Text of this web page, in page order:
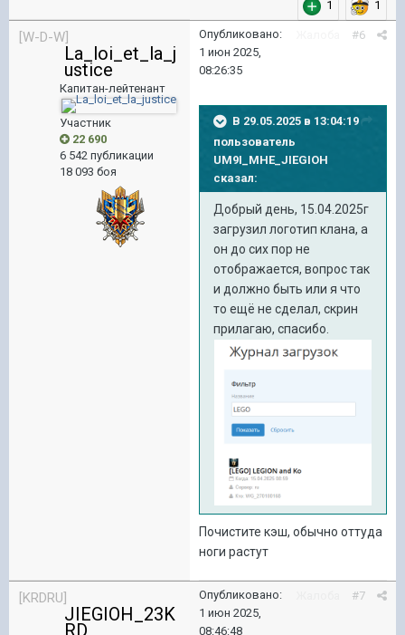
1 1
[W-D-W]
La_loi_et_la_j
ustice
Капитан-лейтенант
Участник
22 690
6 542 публикации
18 093 боя
#6
Опубликовано:
1 июн 2025,
08:26:35
В 29.05.2025 в 13:04:19
пользователь
UM9I_MHE_JIEGIOH
сказал:
Добрый день, 15.04.2025г
загрузил логотип клана, а
он до сих пор не
отображается, вопрос так
и должно быть или я что
то ещё не сделал, скрин
прилагаю, спасибо.
Почистите кэш, обычно оттуда
ноги растут
[KRDRU]
JIEGIOH_23K
RD
#7
Опубликовано:
1 июн 2025,
08:46:48